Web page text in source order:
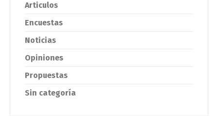
Articulos
Encuestas
Noticias
Opiniones
Propuestas
Sin categoría